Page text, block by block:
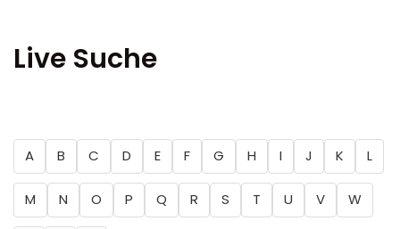
Live Suche
A B C D E F G H I J K L
M N O P Q R S T U V W